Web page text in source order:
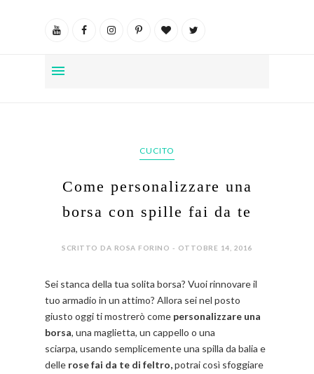
CUCITO
Come personalizzare una
borsa con spille fai da te
SCRITTO DA ROSA FORINO - OTTOBRE 14, 2016
Sei stanca della tua solita borsa? Vuoi rinnovare il
tuo armadio in un attimo? Allora sei nel posto
giusto oggi ti mostrerò come personalizzare una
borsa, una maglietta, un cappello o una
sciarpa, usando semplicemente una spilla da balia e
delle rose fai da te di feltro,potrai così sfoggiare